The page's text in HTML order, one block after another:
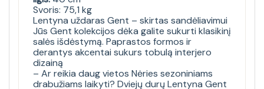
Svoris: 75,1 kg
Lentyna uždaras Gent – skirtas sandėliavimui
Jūs Gent kolekcijos dėka galite sukurti klasikinį
salės išdėstymą. Paprastos formos ir
derantys akcentai sukurs tobulą interjero
dizainą
– Ar reikia daug vietos Nėries sezoniniams
drabužiams laikyti? Dviejų durų Lentyna Gent